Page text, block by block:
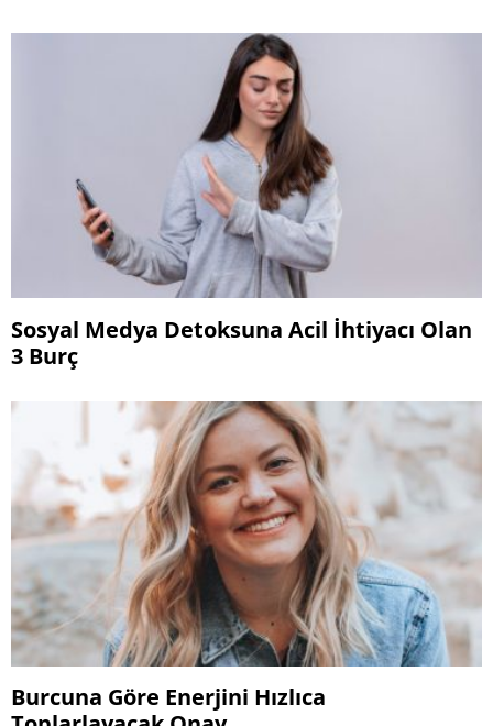
Sosyal Medya Detoksuna Acil İhtiyacı Olan
3 Burç
Burcuna Göre Enerjini Hızlıca